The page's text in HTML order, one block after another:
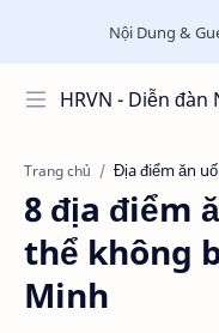
Nội Dung &
Trang chủ Địa điểm ăn
8 địa điểm
thể không
Minh